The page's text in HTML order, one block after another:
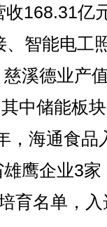
168.31亿
、智能电工
溪德业产
中储能板
，海通食品
鹰企业3
育名单，